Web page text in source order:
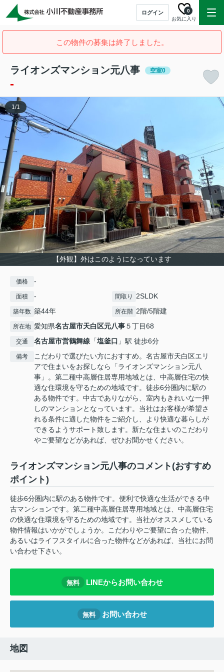
ログイン
お気に入り
0
この物件の募集は終了しました。
ライオンズマンション元八事 空室0
-
【外観】外はこのようになっています
1/1
価格 -
面積 - 間取り 2SLDK
築年数 築44年 所在階 2階/5階建
所在地 愛知県名古屋市天白区元八事５丁目68
交通 名古屋市営鶴舞線 「塩釜口 」駅 徒歩6分
備考
こだわりで選びたい方におすすめ。名古屋市天白区エリ
アで住まいをお探しなら「ライオンズマンション元八
事」。第二種中高層住居専用地域とは、中高層住宅の快
適な住環境を守るための地域です。徒歩6分圏内に駅の
ある物件です。中古でありながら、室内もきれいな一押
しのマンションとなっています。当社はお客様が希望さ
れる条件に適した物件をご紹介し、より快適な暮らしが
できるようサポート致します。新たな住まいのこだわり
やご要望などがあれば、ぜひお聞かせください。
ライオンズマンション元八事のコメント(おすすめ
ポイント)
徒歩6分圏内に駅のある物件です。便利で快適な生活ができる中
古マンションです。第二種中高層住居専用地域とは、中高層住宅
の快適な住環境を守るための地域です。当社がオススメしている
物件情報はいかがでしょうか。こだわりやご要望に合った物件、
あるいはライフスタイルに合った物件などがあれば、当社にお問
い合わせ下さい。
無料 LINEからお問い合わせ
無料 お問い合わせ
地図